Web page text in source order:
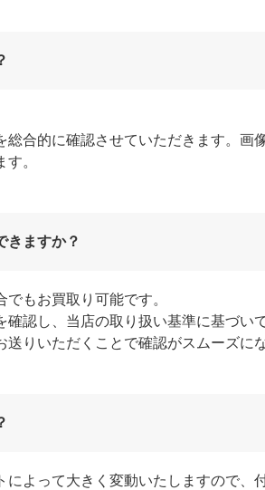
合的に確認させていただきます。画
。
きますか？
もお買取り可能です。
認し、当店の取り扱い基準に基づい
りいただくことで確認がスムーズに
によって大きく変動いたしますので、